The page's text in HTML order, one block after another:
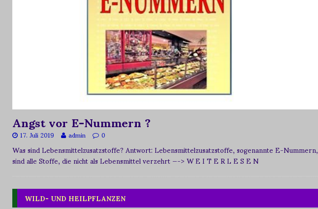
Angst vor E-Nummern ?
17. Juli 2019 admin 0
Was sind Lebensmittelzusatzstoffe? Antwort: Lebensmittelzusatzstoffe, sogenannte E-Nummern,
sind alle Stoffe, die nicht als Lebensmittel verzehrt—-> W E I T E R L E S E N
WILD- UND HEILPFLANZEN